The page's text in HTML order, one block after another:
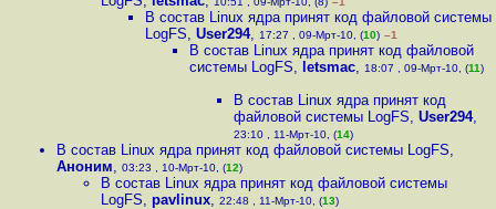
В состав Linux ядра принят код файловой системы
LogFS, User294, 17:27 , 09-Мрт-10, (10) –1
В состав Linux ядра принят код файловой
системы LogFS, letsmac, 18:07 , 09-Мрт-10, (11)
В состав Linux ядра принят код
файловой системы LogFS, User294,
23:10 , 11-Мрт-10, (14)
В состав Linux ядра принят код файловой системы LogFS,
Аноним, 03:23 , 10-Мрт-10, (12)
В состав Linux ядра принят код файловой системы
LogFS, pavlinux, 22:48 , 11-Мрт-10, (13)